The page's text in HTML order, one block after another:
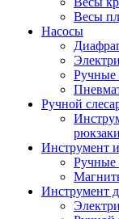
Весы
Насосы
Ручные
Ручной
Инструмент
Ручные
Инструмент